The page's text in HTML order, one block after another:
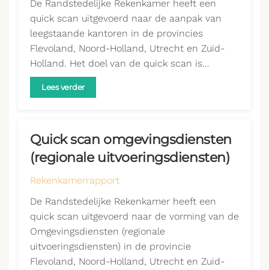
De Randstedelijke Rekenkamer heeft een
quick scan uitgevoerd naar de aanpak van
leegstaande kantoren in de provincies
Flevoland, Noord-Holland, Utrecht en Zuid-
Holland. Het doel van de quick scan is…
Lees verder
Quick scan omgevingsdiensten
(regionale uitvoeringsdiensten)
Rekenkamerrapport
De Randstedelijke Rekenkamer heeft een
quick scan uitgevoerd naar de vorming van de
Omgevingsdiensten (regionale
uitvoeringsdiensten) in de provincie
Flevoland, Noord-Holland, Utrecht en Zuid-